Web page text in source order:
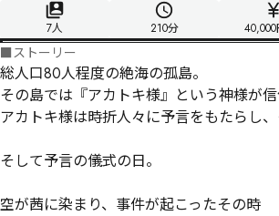
7人 210分
■ストーリー
総人口80人程度の絶海の孤島。
その島では『アカトキ様』という神様が信
アカトキ様は時折人々に予言をもたらし
そして予言の儀式の日。
空が茜に染まり、事件が起こったその時